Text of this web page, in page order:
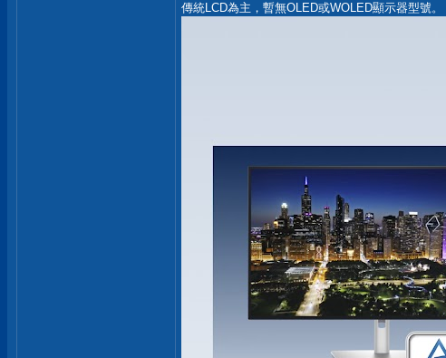
傳統LCD為主，暫無OLED或WOLED顯示器型號。